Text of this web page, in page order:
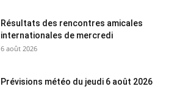
Résultats des rencontres amicales
internationales de mercredi
6 août 2026
Prévisions météo du jeudi 6 août 2026